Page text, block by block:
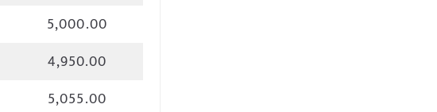
5,000.00
4,950.00
5,055.00